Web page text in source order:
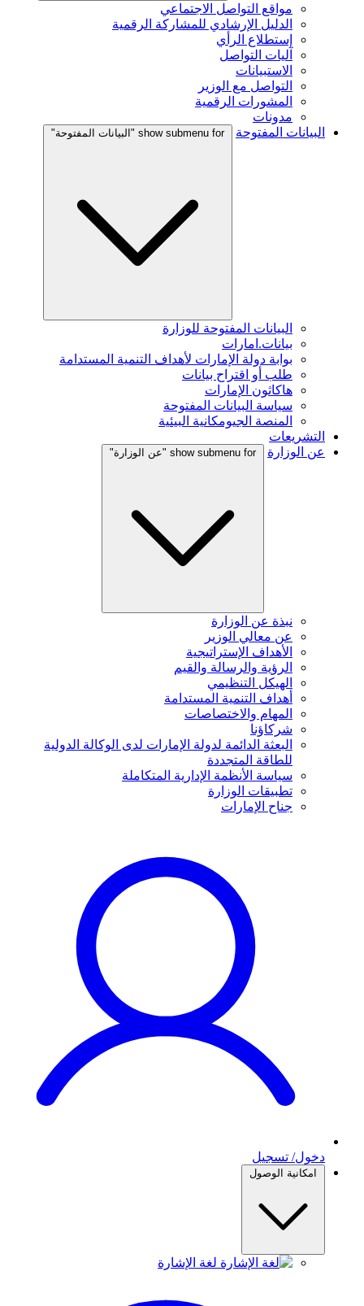
مواقع التواصل الاجتماعي
الدليل الإرشادي للمشاركة الرقمية
إستطلاع الرأي
آليات التواصل
الاستبيانات
التواصل مع الوزير
المشورات الرقمية
مدونات
البيانات المفتوحة
show submenu for "البيانات المفتوحة"
البيانات المفتوحة للوزارة
بيانات.امارات
بوابة دولة الإمارات لأهداف التنمية المستدامة
طلب أو اقتراح بيانات
هاكاثون الإمارات
سياسة البيانات المفتوحة
المنصة الجيومكانية البيئية
التشريعات
عن الوزارة
show submenu for "عن الوزارة"
نبذة عن الوزارة
عن معالي الوزير
الأهداف الإستراتيجية
الرؤية والرسالة والقيم
الهيكل التنظيمي
أهداف التنمية المستدامة
المهام والاختصاصات
شركاؤنا
البعثة الدائمة لدولة الإمارات لدى الوكالة الدولية
للطاقة المتجددة
سياسة الأنظمة الإدارية المتكاملة
تطبيقات الوزارة
جناح الإمارات
دخول/ تسجيل
امكانية الوصول
لغة الإشارة